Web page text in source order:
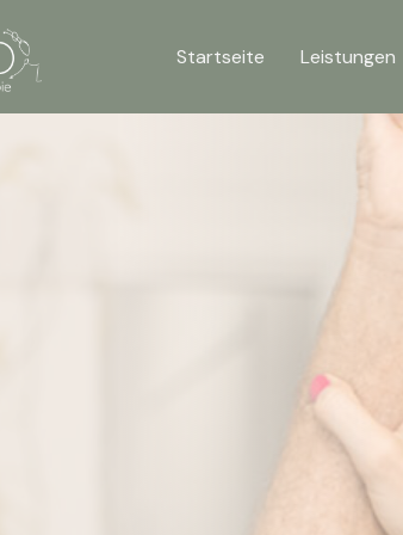
Startseite Leistungen